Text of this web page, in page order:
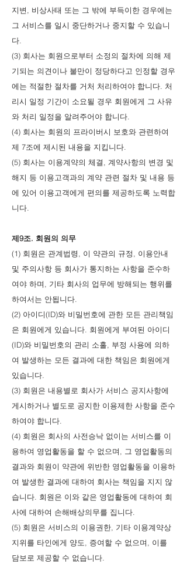
지변, 비상사태 또는 그 밖에 부득이한 경우에는
그 서비스를 일시 중단하거나 중지할 수 있습니
다.
(3) 회사는 회원으로부터 소정의 절차에 의해 제
기되는 의견이나 불만이 정당하다고 인정할 경우
에는 적절한 절차를 거처 처리하여야 합니다. 처
리시 일정 기간이 소요될 경우 회원에게 그 사유
와 처리 일정을 알려주어야 합니다.
(4) 회사는 회원의 프라이버시 보호와 관련하여
제 7조에 제시된 내용을 지킵니다.
(5) 회사는 이용계약의 체결, 계약사항의 변경 및
해지 등 이용고객과의 계약 관련 절차 및 내용 등
에 있어 이용고객에게 편의를 제공하도록 노력합
니다.
제9조. 회원의 의무
(1) 회원은 관계법령, 이 약관의 규정, 이용안내
및 주의사항 등 회사가 통지하는 사항을 준수하
여야 하며, 기타 회사의 업무에 방해되는 행위를
하여서는 안됩니다.
(2) 아이디(ID)와 비밀번호에 관한 모든 관리책임
은 회원에게 있습니다. 회원에게 부여된 아이디
(ID)와 비밀번호의 관리 소홀, 부정 사용에 의하
여 발생하는 모든 결과에 대한 책임은 회원에게
있습니다.
(3) 회원은 내용별로 회사가 서비스 공지사항에
게시하거나 별도로 공지한 이용제한 사항을 준수
하여야 합니다.
(4) 회원은 회사의 사전승낙 없이는 서비스를 이
용하여 영업활동을 할 수 없으며, 그 영업활동의
결과와 회원이 약관에 위반한 영업활동을 이용하
여 발생한 결과에 대하여 회사는 책임을 지지 않
습니다. 회원은 이와 같은 영업활동에 대하여 회
사에 대하여 손해배상의무를 집니다.
(5) 회원은 서비스의 이용권한, 기타 이용계약상
지위를 타인에게 양도, 증여할 수 없으며, 이를
담보로 제공할 수 없습니다.